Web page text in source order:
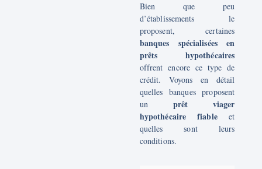
Bien que peu
d’établissements le
proposent, certaines
banques spécialisées en
prêts hypothécaires
offrent encore ce type de
crédit. Voyons en détail
quelles banques proposent
un prêt viager
hypothécaire fiableet
quelles sont leurs
conditions.